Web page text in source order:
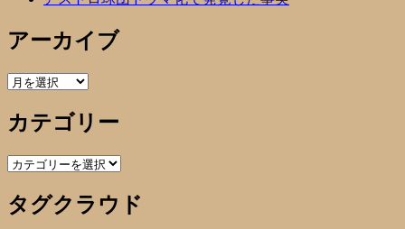
アーカイブ
ア
カ
イ
ブ
カテゴリー
カ
ゴ
リ
タグクラウド